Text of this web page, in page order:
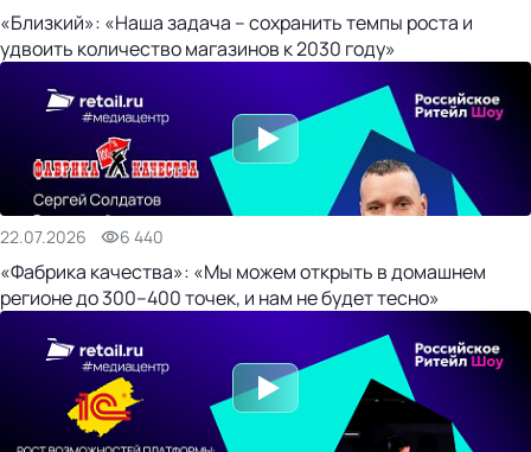
«Близкий»: «Наша задача – сохранить темпы роста и
удвоить количество магазинов к 2030 году»
22.07.2026 6 440
«Фабрика качества»: «Мы можем открыть в домашнем
регионе до 300–400 точек, и нам не будет тесно»